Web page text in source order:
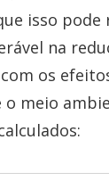
isso pode
na
os
o meio